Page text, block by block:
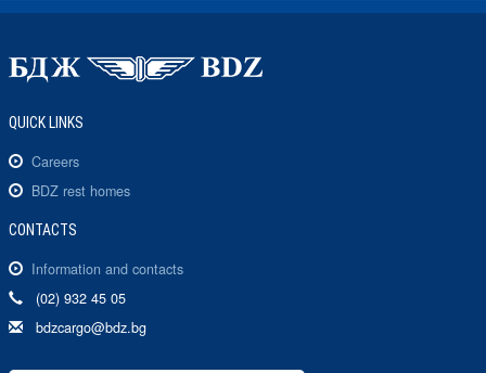
QUICK LINKS
Careers
BDZ rest homes
CONTACTS
Information and contacts
(02) 932 45 05
bdzcargo@bdz.bg